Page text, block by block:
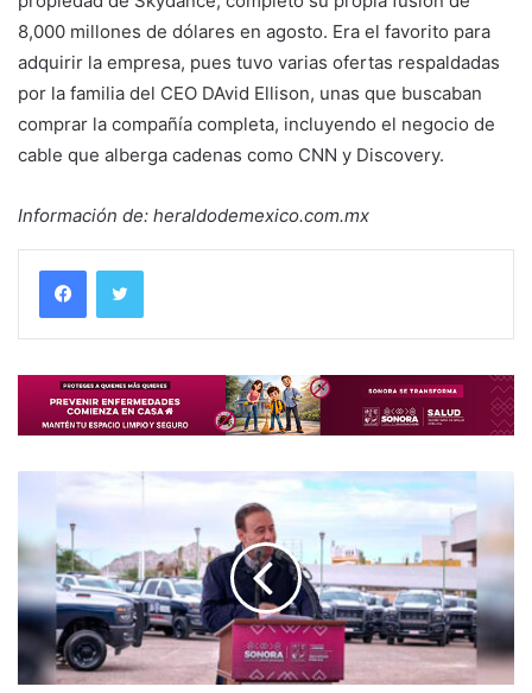
8,000 millones de dólares en agosto. Era el favorito para
adquirir la empresa, pues tuvo varias ofertas respaldadas
por la familia del CEO DAvid Ellison, unas que buscaban
comprar la compañía completa, incluyendo el negocio de
cable que alberga cadenas como CNN y Discovery.
Información de: heraldodemexico.com.mx